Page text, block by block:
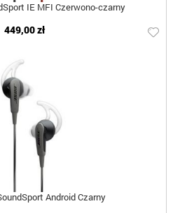
IE MFI Czerwono-czarny
449,00 zł
Android Czarny